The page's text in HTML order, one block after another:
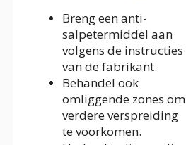
Breng een anti-
salpetermiddel aan
volgens de instructies
van de fabrikant.
Behandel ook
omliggende zones om
verdere verspreiding
te voorkomen.